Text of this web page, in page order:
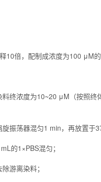
10倍，配制成浓度为100 μM的
终浓度为10~20 μM（按照
振荡器混匀1 min，再放置于
的1×PBS混匀；
游离染料；